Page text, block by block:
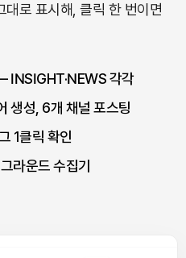
대로 표시해, 클릭 한 번이면
INSIGHT·NEWS 각각
생성, 6개 채널 포스팅
1클릭 확인
라운드 수집기